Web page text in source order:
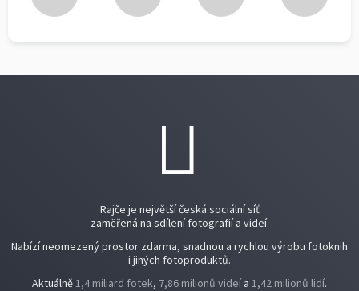
Rajče je největší česká sociální síť
zaměřená na sdílení fotografií a videí.
Nabízí neomezený prostor zdarma, snadnou a rychlou výrobu fotoknih
i jiných fotoproduktů.
Aktuálně1,4 miliard fotek, 7,86 milionů videí a 1,42 milionů lidí.